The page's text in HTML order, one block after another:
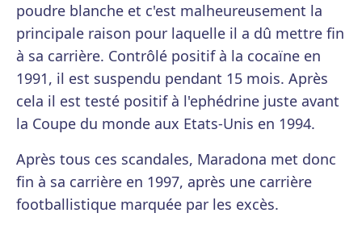
poudre blanche et c'est malheureusement la
principale raison pour laquelle il a dû mettre fin
à sa carrière. Contrôlé positif à la cocaïne en
1991, il est suspendu pendant 15 mois. Après
cela il est testé positif à l'ephédrine juste avant
la Coupe du monde aux Etats-Unis en 1994.
Après tous ces scandales, Maradona met donc
fin à sa carrière en 1997, après une carrière
footballistique marquée par les excès.